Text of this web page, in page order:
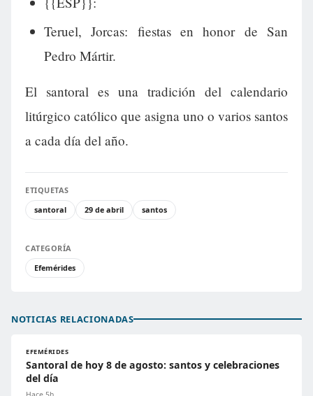
Teruel, Jorcas: fiestas en honor de San
Pedro Mártir.
El santoral es una tradición del calendario
litúrgico católico que asigna uno o varios santos
a cada día del año.
ETIQUETAS
santoral
29 de abril santos
CATEGORÍA
Efemérides
NOTICIAS RELACIONADAS
EFEMÉRIDES
Santoral de hoy 8 de agosto: santos y celebraciones
del día